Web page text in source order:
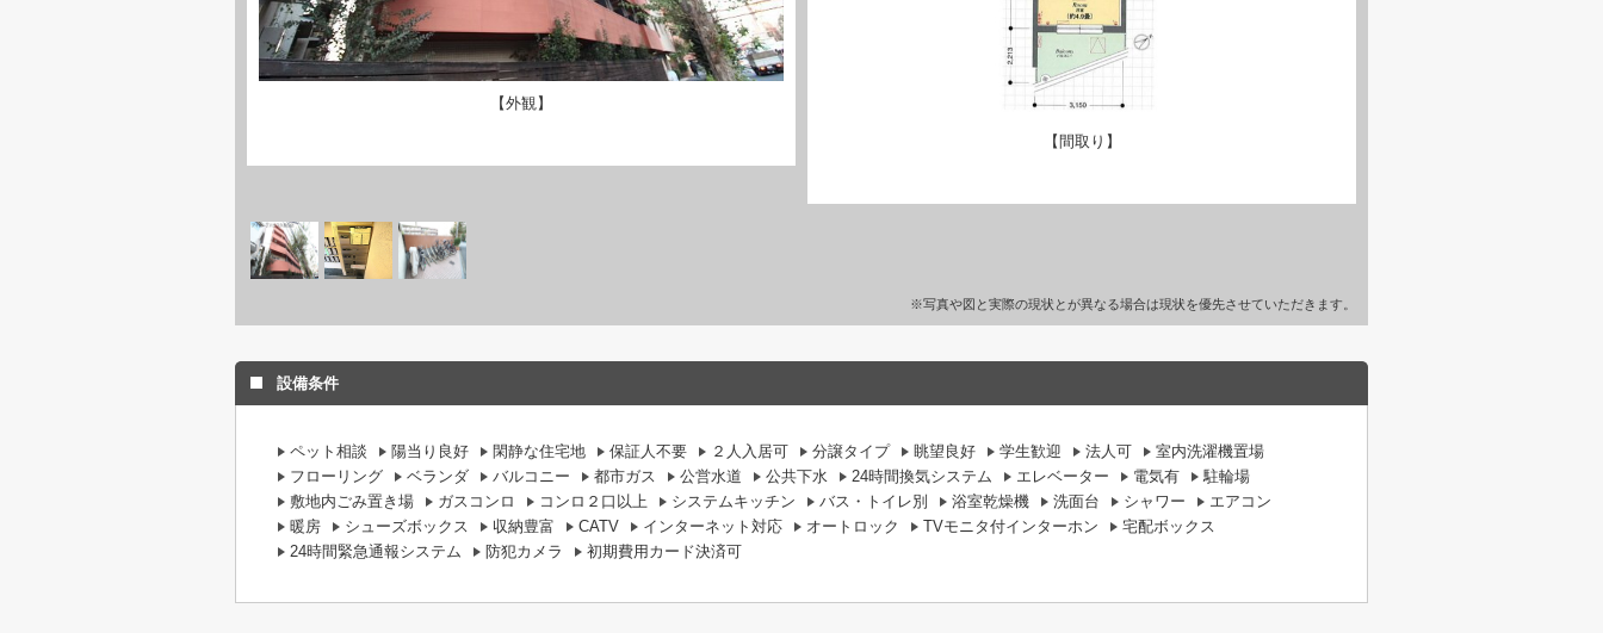
【外観】
【間取り】
※写真や図と実際の現状とが異なる場合は現状を優先させていただきます。
設備条件
ペット相談 陽当り良好 閑静な住宅地 保証人不要 ２人入居可 分譲タイプ 眺望良好 学生歓迎 法人可
室内洗濯機置場
フローリング
ベランダ バルコニー 都市ガス 公営水道 公共下水 24時間換気システム エレベーター 電気有
駐輪場
敷地内ごみ置き場
ガスコンロ コンロ２口以上 システムキッチン バス・トイレ別 浴室乾燥機 洗面台 シャワー
エアコン
暖房
シューズボックス 収納豊富 CATV インターネット対応 オートロック TVモニタ付インターホン
宅配ボックス
24時間緊急通報システム
防犯カメラ 初期費用カード決済可